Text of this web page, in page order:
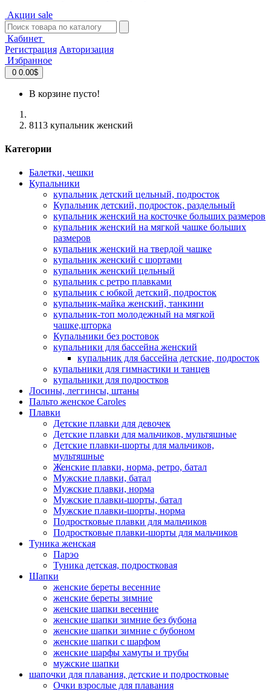
Акции sale
Кабинет
Регистрация Авторизация
Избранное
0 0.00$
В корзине пусто!
8113 купальник женский
Категории
Балетки, чешки
Купальники
купальник детский цельный, подросток
Купальник детский, подросток, раздельный
купальник женский на косточке больших размеров
купальник женский на мягкой чашке больших
размеров
купальник женский на твердой чашке
купальник женский с шортами
купальник женский цельный
купальник с ретро плавками
купальник с юбкой детский, подросток
купальник-майка женский, танкини
купальник-топ молодежный на мягкой
чашке,шторка
Купальники без ростовок
купальники для бассейна женский
купальник для бассейна детские, подросток
купальники для гимнастики и танцев
купальники для подростков
Лосины, леггинсы, штаны
Пальто женское Caroles
Плавки
Детские плавки для девочек
Детские плавки для мальчиков, мультяшные
Детские плавки-шорты для мальчиков,
мультяшные
Женские плавки, норма, ретро, батал
Мужские плавки, батал
Мужские плавки, норма
Мужские плавки-шорты, батал
Мужские плавки-шорты, норма
Подростковые плавки для мальчиков
Подростковые плавки-шорты для мальчиков
Туникa женская
Парэо
Туника детская, подростковая
Шапки
женские береты весенние
женские береты зимние
женские шапки весенние
женские шапки зимние без бубона
женские шапки зимние с бубоном
женские шапки с шарфом
женские шарфы хамуты и трубы
мужские шапки
шапочки для плавания, детские и подростковые
Очки взрослые для плавания